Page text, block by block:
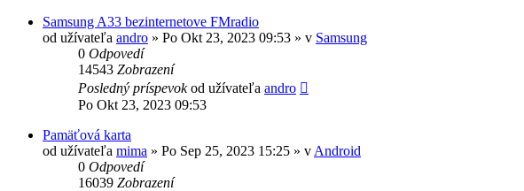
Samsung A33 bezinternetove FMradio
od užívateľa andro » Po Okt 23, 2023 09:53 » v Samsung
0 Odpovedí
14543 Zobrazení
Posledný príspevokod užívateľa andro
Po Okt 23, 2023 09:53
Pamäťová karta
od užívateľa mima » Po Sep 25, 2023 15:25 » v Android
0 Odpovedí
16039 Zobrazení